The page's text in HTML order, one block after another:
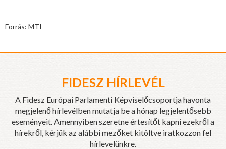
Forrás: MTI
FIDESZ HÍRLEVÉL
A Fidesz Európai Parlamenti Képviselőcsoportja havonta
megjelenő hírlevélben mutatja be a hónap legjelentősebb
eseményeit. Amennyiben szeretne értesítőt kapni ezekről a
hírekről, kérjük az alábbi mezőket kitöltve iratkozzon fel
hírlevelünkre.